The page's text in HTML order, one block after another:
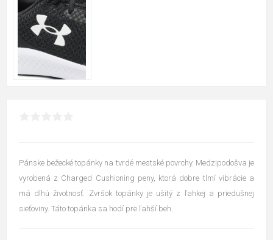
Pánske bežecké topánky na tvrdé mestské povrchy. Medzipodošva je
vyrobená z Charged Cushioning peny, ktorá dobre tlmí vibrácie a
má dlhú životnosť. Zvršok topánky je ušitý z ľahkej a priedušnej
sieťoviny. Táto topánka sa hodí pre ľahší beh.